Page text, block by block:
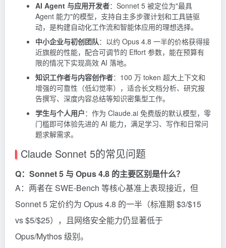
AI Agent 与应用开发者：Sonnet 5 被定位为"最具
Agent 能力"的模型，支持自主多步骤计划和工具链驱
动，是构建自动化工作流和智能体应用的理想选择。
中小企业与初创团队：以约 Opus 4.8 一半的价格获得接
近旗舰的性能，配合可调节的 Effort 参数，能在预算有
限的情况下实现高效 AI 落地。
知识工作者与内容创作者：100 万 token 超大上下文和
增强的可靠性（低幻觉率），适合长文档分析、研究报
告撰写、深度内容总结等知识密集型工作。
学生与个人用户：作为 Claude.ai 免费版的默认模型，零
门槛即可体验先进的 AI 能力，满足学习、写作和日常问
题求解需求。
Claude Sonnet 5的常见问题
Q：Sonnet 5 与 Opus 4.8 的主要区别是什么？
A：两者在 SWE-Bench 等核心基准上表现接近，但
Sonnet 5 定价约为 Opus 4.8 的一半（标准期 $3/$15
vs $5/$25），且网络安全能力仍显著低于
Opus/Mythos 级别。